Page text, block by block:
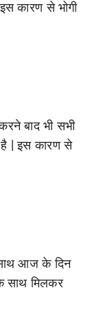
कारण से भोगी
बाद भी सभी
है | इस कारण से
आज के दिन
साथ मिलकर